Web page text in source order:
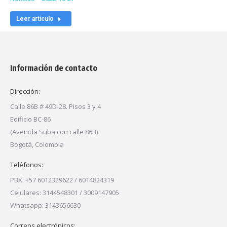
Leer artículo
Información de contacto
Dirección:
Calle 86B # 49D-28. Pisos 3 y 4
Edificio BC-86
(Avenida Suba con calle 86B)
Bogotá, Colombia
Teléfonos:
PBX: +57 6012329622 / 6014824319
Celulares: 3144548301 / 3009147905
Whatsapp: 3143656630